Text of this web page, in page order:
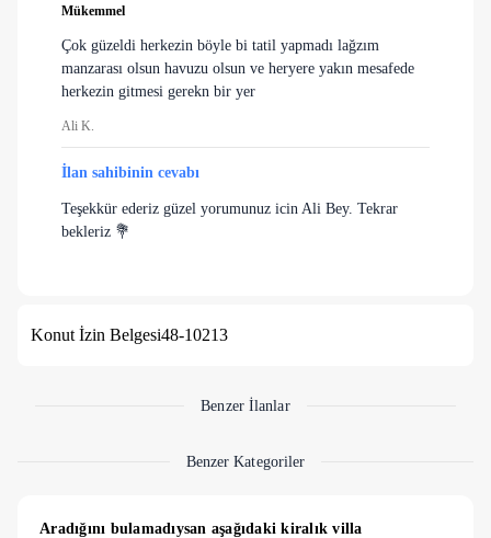
Mükemmel
Çok güzeldi herkezin böyle bi tatil yapmadı lağzım
manzarası olsun havuzu olsun ve heryere yakın mesafede
herkezin gitmesi gerekn bir yer
Ali K.
İlan sahibinin cevabı
Teşekkür ederiz güzel yorumunuz icin Ali Bey. Tekrar
bekleriz 💐
Konut İzin Belgesi48-10213
Benzer İlanlar
Benzer Kategoriler
Aradığını bulamadıysan aşağıdaki kiralık villa